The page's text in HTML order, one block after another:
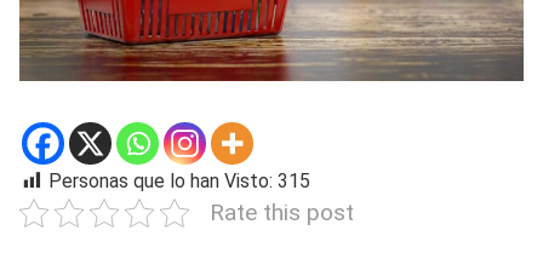
Personas que lo han Visto: 315
Rate this post